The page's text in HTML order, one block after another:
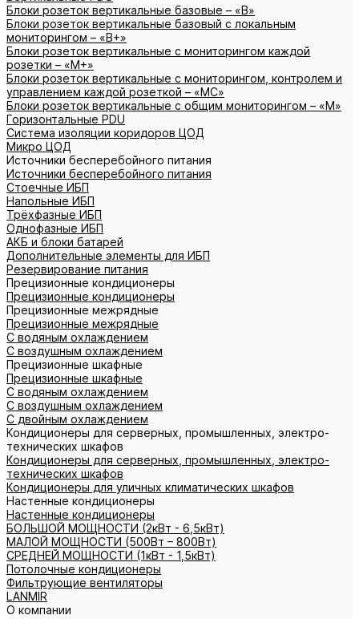
Блоки розеток вертикальные базовые – «В»
Блоки розеток вертикальные базовый с локальным
мониторингом – «В+»
Блоки розеток вертикальные с мониторингом каждой
розетки – «М+»
Блоки розеток вертикальные с мониторингом, контролем и
управлением каждой розеткой – «МС»
Блоки розеток вертикальные с общим мониторингом – «М»
Горизонтальные PDU
Система изоляции коридоров ЦОД
Микро ЦОД
Источники бесперебойного питания
Источники бесперебойного питания
Стоечные ИБП
Напольные ИБП
Трёхфазные ИБП
Однофазные ИБП
АКБ и блоки батарей
Дополнительные элементы для ИБП
Резервирование питания
Прецизионные кондиционеры
Прецизионные кондиционеры
Прецизионные межрядные
Прецизионные межрядные
С водяным охлаждением
С воздушным охлаждением
Прецизионные шкафные
Прецизионные шкафные
С водяным охлаждением
С воздушным охлаждением
С двойным охлаждением
Кондиционеры для серверных, промышленных, электро-
технических шкафов
Кондиционеры для серверных, промышленных, электро-
технических шкафов
Кондиционеры для уличных климатических шкафов
Настенные кондиционеры
Настенные кондиционеры
БОЛЬШОЙ МОЩНОСТИ (2кВт - 6,5кВт)
МАЛОЙ МОЩНОСТИ (500Вт – 800Вт)
СРЕДНЕЙ МОЩНОСТИ (1кВт - 1,5кВт)
Потолочные кондиционеры
Фильтрующие вентиляторы
LANMIR
О компании